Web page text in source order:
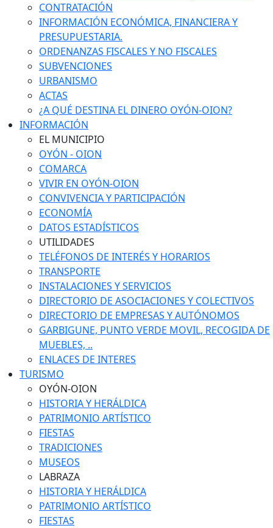
CONTRATACIÓN
INFORMACIÓN ECONÓMICA, FINANCIERA Y
PRESUPUESTARIA.
ORDENANZAS FISCALES Y NO FISCALES
SUBVENCIONES
URBANISMO
ACTAS
¿A QUÉ DESTINA EL DINERO OYÓN-OION?
INFORMACIÓN
EL MUNICIPIO
OYÓN - OION
COMARCA
VIVIR EN OYÓN-OION
CONVIVENCIA Y PARTICIPACIÓN
ECONOMÍA
DATOS ESTADÍSTICOS
UTILIDADES
TELÉFONOS DE INTERÉS Y HORARIOS
TRANSPORTE
INSTALACIONES Y SERVICIOS
DIRECTORIO DE ASOCIACIONES Y COLECTIVOS
DIRECTORIO DE EMPRESAS Y AUTÓNOMOS
GARBIGUNE, PUNTO VERDE MOVIL, RECOGIDA DE
MUEBLES, ..
ENLACES DE INTERES
TURISMO
OYÓN-OION
HISTORIA Y HERÁLDICA
PATRIMONIO ARTÍSTICO
FIESTAS
TRADICIONES
MUSEOS
LABRAZA
HISTORIA Y HERÁLDICA
PATRIMONIO ARTÍSTICO
FIESTAS